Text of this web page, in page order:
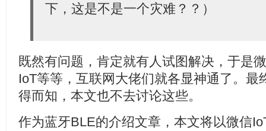
下，这是不是一个灾难？？）
既然有问题，肯定就有人试图解决，于是
IoT等等，互联网大佬们就各显神通了。最
得而知，本文也不去讨论这些。
作为蓝牙BLE的介绍文章，本文将以微信